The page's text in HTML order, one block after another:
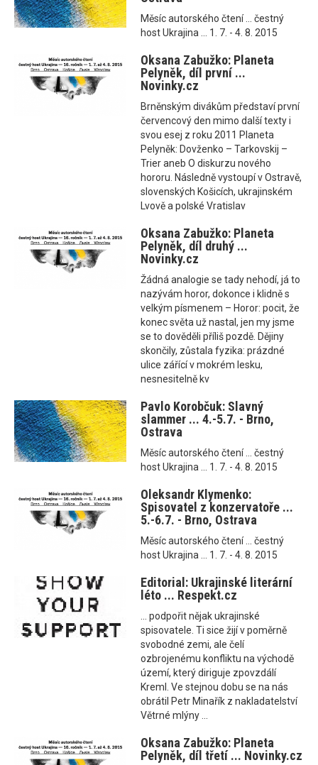
Měsíc autorského čtení ... čestný
host Ukrajina ... 1. 7. - 4. 8. 2015
Oksana Zabužko: Planeta
Pelyněk, díl první ...
Novinky.cz
Brněnským divákům představí první
červencový den mimo další texty i
svou esej z roku 2011 Planeta
Pelyněk: Dovženko – Tarkovskij –
Trier aneb O diskurzu nového
hororu. Následně vystoupí v Ostravě,
slovenských Košicích, ukrajinském
Lvově a polské Vratislav
Oksana Zabužko: Planeta
Pelyněk, díl druhý ...
Novinky.cz
Žádná analogie se tady nehodí, já to
nazývám horor, dokonce i klidně s
velkým písmenem – Horor: pocit, že
konec světa už nastal, jen my jsme
se to dověděli příliš pozdě. Dějiny
skončily, zůstala fyzika: prázdné
ulice zářící v mokrém lesku,
nesnesitelně kv
Pavlo Korobčuk: Slavný
slammer ... 4.-5.7. - Brno,
Ostrava
Měsíc autorského čtení ... čestný
host Ukrajina ... 1. 7. - 4. 8. 2015
Oleksandr Klymenko:
Spisovatel z konzervatoře ...
5.-6.7. - Brno, Ostrava
Měsíc autorského čtení ... čestný
host Ukrajina ... 1. 7. - 4. 8. 2015
Editorial: Ukrajinské literární
léto ... Respekt.cz
... podpořit nějak ukrajinské
spisovatele. Ti sice žijí v poměrně
svobodné zemi, ale čelí
ozbrojenému konfliktu na východě
území, který diriguje zpovzdálí
Kreml. Ve stejnou dobu se na nás
obrátil Petr Minařík z nakladatelství
Větrné mlýny ...
Oksana Zabužko: Planeta
Pelyněk, díl třetí ... Novinky.cz